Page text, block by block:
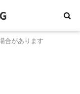
合があります